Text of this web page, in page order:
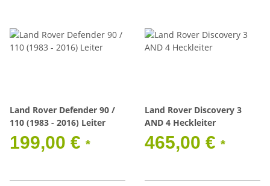
Land Rover Defender 90 /
110 (1983 - 2016) Leiter
199,00 € *
Land Rover Discovery 3
AND 4 Heckleiter
465,00 € *